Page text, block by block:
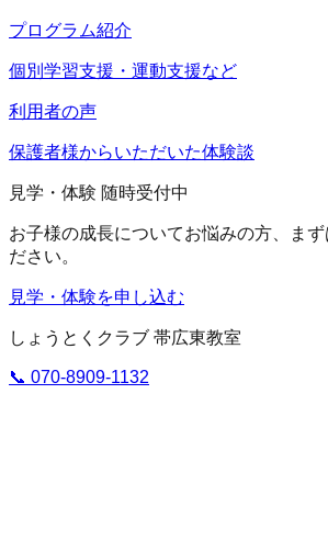
プログラム紹介
個別学習支援・運動支援など
利用者の声
保護者様からいただいた体験談
見学・体験 随時受付中
お子様の成長についてお悩みの方、まず
ださい。
見学・体験を申し込む
しょうとくクラブ 帯広東教室
📞 070-8909-1132